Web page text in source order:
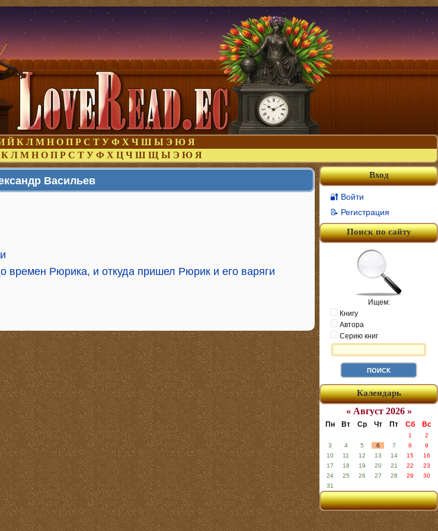
Й К Л М Н О П Р С Т У Ф Х Ч Ш Ы Э Ю Я
К Л М Н О П Р С Т У Ф Х Ц Ч Ш Щ Ы Э Ю Я
Васильев
времен Рюрика, и откуда пришел Рюрик и его варяги
Вход
🔐 Войти
📝 Регистрация
Поиск по сайту
Ищем:
Книгу
Автора
Серию книг
Календарь
« Август 2026 »
Пн Вт Ср Чт Пт Сб Вс
1
2
3
4 5 6 7 8
9
10
11 12 13 14 15
16
17
18 19 20 21 22
23
24
25 26 27 28 29
30
31